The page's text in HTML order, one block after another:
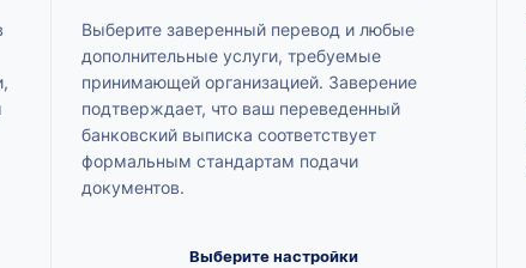
Выберите заверенный перевод и любые
дополнительные услуги, требуемые
принимающей организацией. Заверение
подтверждает, что ваш переведенный
банковский выписка соответствует
формальным стандартам подачи
документов.
Выберите настройки